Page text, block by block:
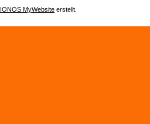
IONOS MyWebsite erstellt.